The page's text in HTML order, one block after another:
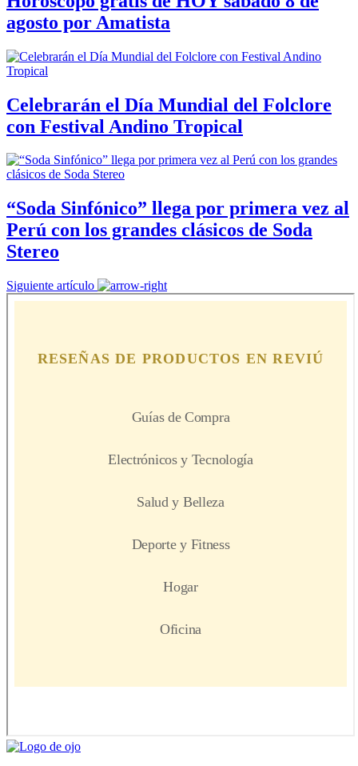
agosto por Amatista
Celebrarán el Día Mundial del Folclore
con Festival Andino Tropical
“Soda Sinfónico” llega por primera vez al
Perú con los grandes clásicos de Soda
Stereo
Siguiente artículo